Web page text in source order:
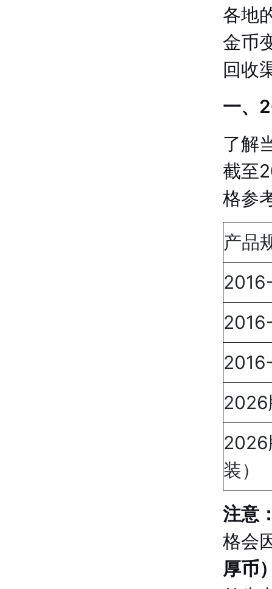
各地
金币
回收
一、
了解
截至
格参
产品
2026
2026
装）
注意
格会
厚币